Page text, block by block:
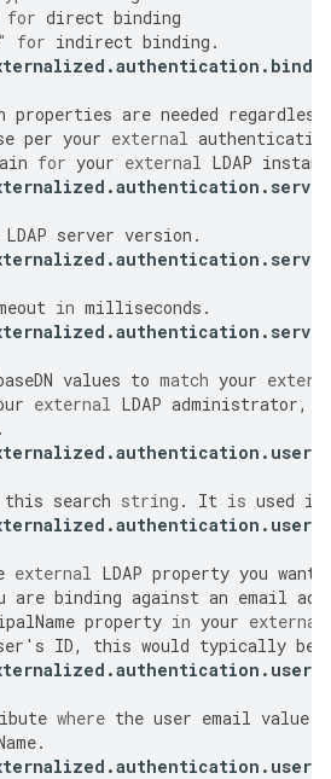
for direct binding
for indirect binding .
.authentication . bind
properties are needed regardless
per your external
for your external LDAP
.authentication . server
LDAP server version .
.authentication . server
in milliseconds .
.authentication . server
values to match your
external LDAP administrator,
.
.authentication . user
this search string . It is used
.authentication . user
external LDAP property you want
are binding against an email
property in your external
' s ID, this would typically be
.authentication . user
where the user email value
.
.authentication . user